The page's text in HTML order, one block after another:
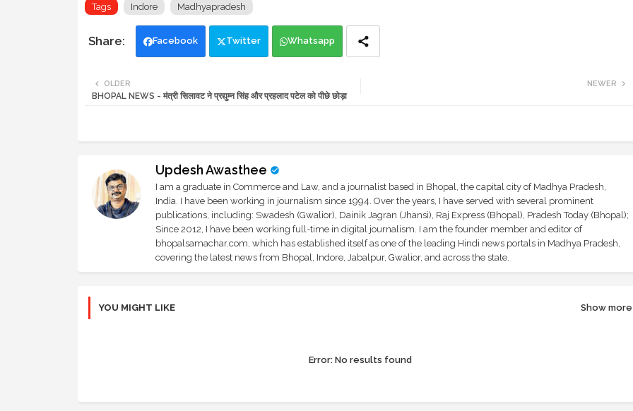
Tags Indore Madhyapradesh
Facebook Twitter Whatsapp
NEWER
OLDER
BHOPAL NEWS - मंत्री सिलावट ने प्रद्युम्न सिंह और प्रहलाद पटेल को पीछे छोड़ा
Updesh Awasthee
I am a graduate in Commerce and Law, and a journalist based in Bhopal, the capital city of Madhya Pradesh,
India. I have been working in journalism since 1994. Over the years, I have served with several prominent
publications, including: Swadesh (Gwalior), Dainik Jagran (Jhansi), Raj Express (Bhopal), Pradesh Today (Bhopal);
Since 2012, I have been working full-time in digital journalism. I am the founder member and editor of
bhopalsamachar.com, which has established itself as one of the leading Hindi news portals in Madhya Pradesh,
covering the latest news from Bhopal, Indore, Jabalpur, Gwalior, and across the state.
YOU MIGHT LIKE Show more
Error:No results found